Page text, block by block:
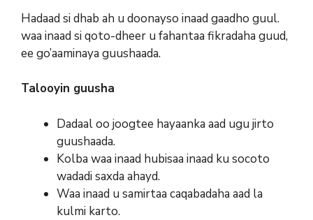
Hadaad si dhab ah u doonayso inaad gaadho guul.
waa inaad si qoto-dheer u fahantaa fikradaha guud,
ee go’aaminaya guushaada.
Talooyin guusha
Dadaal oo joogtee hayaanka aad ugu jirto
guushaada.
Kolba waa inaad hubisaa inaad ku socoto
wadadi saxda ahayd.
Waa inaad u samirtaa caqabadaha aad la
kulmi karto.